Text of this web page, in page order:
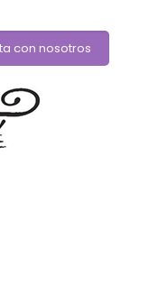
con nosotros